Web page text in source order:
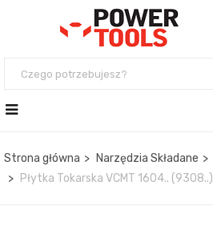
Strona główna Narzędzia Składane
Płytka Tokarska VCMT 1604.. (9308..)